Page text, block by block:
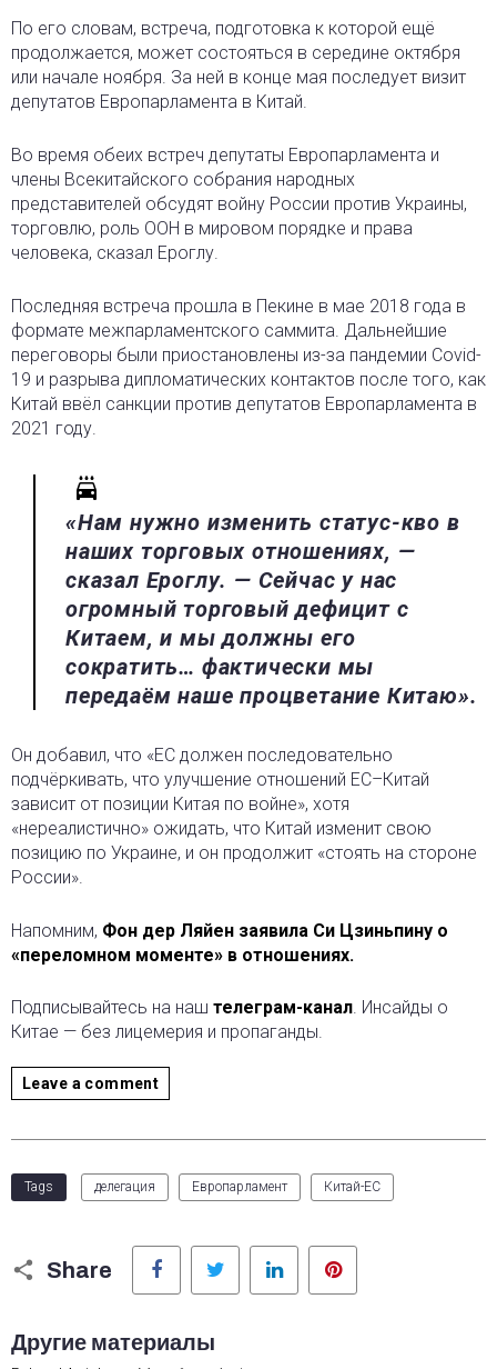
По его словам, встреча, подготовка к которой ещё
продолжается, может состояться в середине октября
или начале ноября. За ней в конце мая последует визит
депутатов Европарламента в Китай.
Во время обеих встреч депутаты Европарламента и
члены Всекитайского собрания народных
представителей обсудят войну России против Украины,
торговлю, роль ООН в мировом порядке и права
человека, сказал Ероглу.
Последняя встреча прошла в Пекине в мае 2018 года в
формате межпарламентского саммита. Дальнейшие
переговоры были приостановлены из-за пандемии Covid-
19 и разрыва дипломатических контактов после того, как
Китай ввёл санкции против депутатов Европарламента в
2021 году.
«Нам нужно изменить статус-кво в
наших торговых отношениях, —
сказал Ероглу. — Сейчас у нас
огромный торговый дефицит с
Китаем, и мы должны его
сократить… фактически мы
передаём наше процветание Китаю».
Он добавил, что «ЕС должен последовательно
подчёркивать, что улучшение отношений ЕС–Китай
зависит от позиции Китая по войне», хотя
«нереалистично» ожидать, что Китай изменит свою
позицию по Украине, и он продолжит «стоять на стороне
России».
Напомним, Фон дер Ляйен заявила Си Цзиньпину о
«переломном моменте» в отношениях.
Подписывайтесь на наш телеграм-канал. Инсайды о
Китае — без лицемерия и пропаганды.
Leave a comment
Tags делегация Европарламент Китай-ЕС
Share
Facebook Twitter LinkedIn
Другие материалы